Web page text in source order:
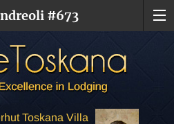
#673
Toskana Villa